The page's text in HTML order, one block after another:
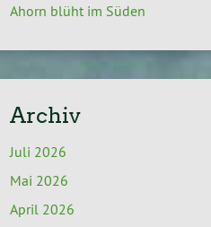
Ahorn blüht im Süden
Archiv
Juli 2026
Mai 2026
April 2026